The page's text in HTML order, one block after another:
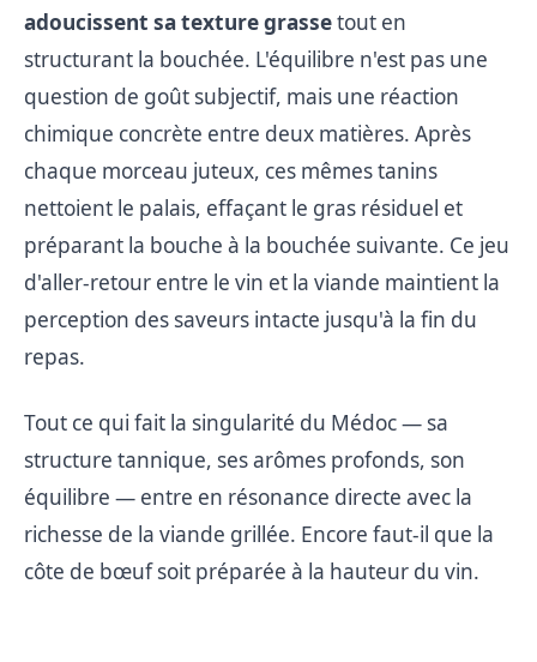
adoucissent sa texture grassetout en
structurant la bouchée. L'équilibre n'est pas une
question de goût subjectif, mais une réaction
chimique concrète entre deux matières. Après
chaque morceau juteux, ces mêmes tanins
nettoient le palais, effaçant le gras résiduel et
préparant la bouche à la bouchée suivante. Ce jeu
d'aller-retour entre le vin et la viande maintient la
perception des saveurs intacte jusqu'à la fin du
repas.
Tout ce qui fait la singularité du Médoc — sa
structure tannique, ses arômes profonds, son
équilibre — entre en résonance directe avec la
richesse de la viande grillée. Encore faut-il que la
côte de bœuf soit préparée à la hauteur du vin.